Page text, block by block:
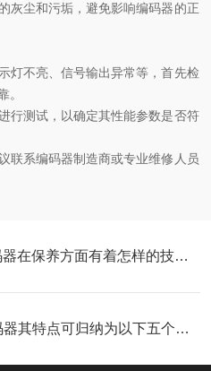
尘和污垢，避免影响编码器的正
不亮、信号输出异常等，首先检
。
测试，以确定其性能参数是否符
系编码器制造商或专业维修人员
Kubler旋转编码器在保养方面有着怎样的技巧呢？
石油钻井用编码器其特点可归纳为以下五个方面